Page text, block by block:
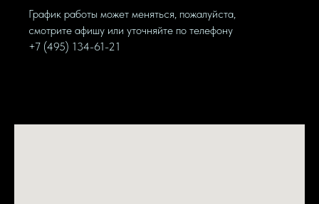
График работы может меняться, пожалуйста,
смотрите афишу или уточняйте по телефону
+7 (495) 134-61-21